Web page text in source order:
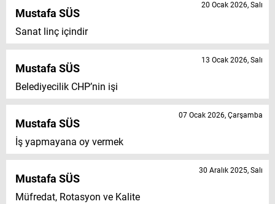
Mustafa SÜS
Sanat linç içindir
20 Ocak 2026, Salı
Mustafa SÜS
Belediyecilik CHP’nin işi
13 Ocak 2026, Salı
Mustafa SÜS
İş yapmayana oy vermek
07 Ocak 2026, Çarşamba
Mustafa SÜS
Müfredat, Rotasyon ve Kalite
30 Aralık 2025, Salı